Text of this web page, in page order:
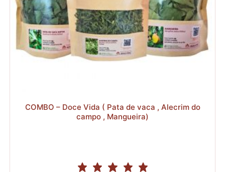
COMBO – Doce Vida ( Pata de vaca , Alecrim do
campo , Mangueira)
R$